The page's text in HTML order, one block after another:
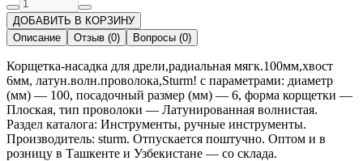
ДОБАВИТЬ В КОРЗИНУ
Описание
Отзыв (0) Вопросы (0)
Корщетка-насадка для дрели,радиальная мягк.100мм,хвост
6мм, латун.волн.проволока,Sturm! с параметрами: диаметр
(мм) — 100, посадочный размер (мм) — 6, форма корщетки —
Плоская, тип проволоки — Латунированная волнистая.
Раздел каталога: Инструменты, ручные инструменты.
Производитель: sturm. Отпускается поштучно. Оптом и в
розницу в Ташкенте и Узбекистане — со склада.